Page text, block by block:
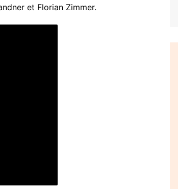
et Florian Zimmer.